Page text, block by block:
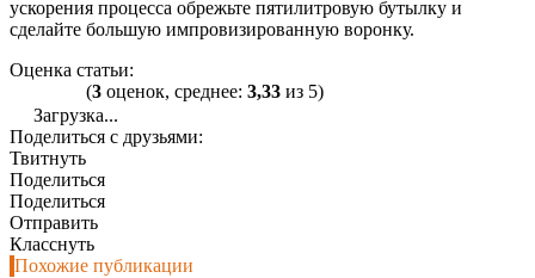
ускорения процесса обрежьте пятилитровую бутылку и
сделайте большую импровизированную воронку.
Оценка статьи:
(3 оценок, среднее: 3,33 из 5)
Загрузка...
Поделиться с друзьями:
Твитнуть
Поделиться
Поделиться
Отправить
Класснуть
Похожие публикации